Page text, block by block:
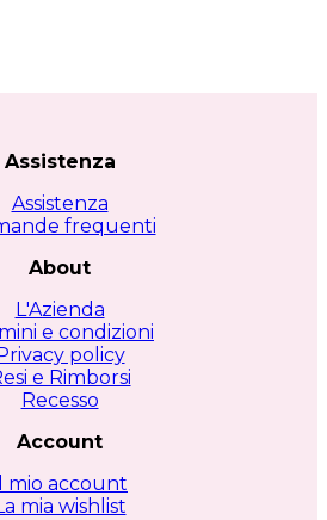
Assistenza
Assistenza
frequenti
About
L'Azienda
e condizioni
policy
e Rimborsi
Recesso
Account
mio account
mia wishlist